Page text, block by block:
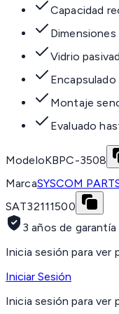
Capacidad
Vidrio
Montaje
Evaluado
ModeloKBPC-3508
MarcaSYSCOM
SAT32111500
3 años de garantía
Inicia sesión para ver
Iniciar Sesión
Inicia sesión para ver